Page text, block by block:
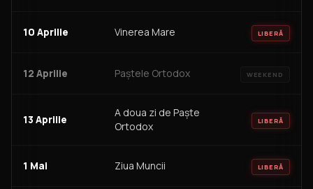
10 Aprilie Vinerea Mare LIBERĂ
12 Aprilie Paștele Ortodox WEEKEND
13 Aprilie
A doua zi de Paște
Ortodox
LIBERĂ
1 Mai Ziua Muncii LIBERĂ